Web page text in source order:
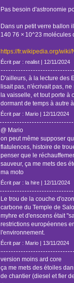
Pas besoin d'astronomie
Dans un petit verre ballon
140 76 × 10^23 molécules
https://fr.wikipedia.org/
Écrit par : realist | 12/11/2024
D'ailleurs, à la lecture des
lisait pas, n'écrivait pas,
la vaisselle, et tout porte à
dormant de temps à autre
Écrit par : Mario | 12/11/2024
@ Mario
on peut même supposer
flatulences, histoire de
penser que le
sauveur, ça me mets des
ma moto
Écrit par : la hire | 12/11/2024
Le trou de la couche
carbone du Temple de
myhre et d'enscens était
restrictions européennes
l'environnement.
Écrit par : Mario | 13/11/2024
version moins ard core
ça me mets des étoiles
de chantier (diesel et fier